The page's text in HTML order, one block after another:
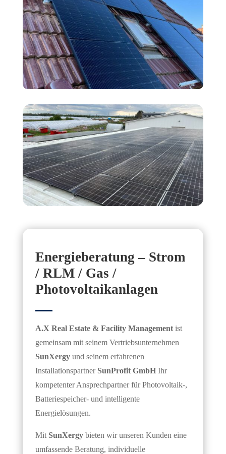
Energieberatung – Strom
/ RLM / Gas /
Photovoltaikanlagen
A.X Real Estate & Facility Managementist
gemeinsam mit seinem Vertriebsunternehmen
SunXergyund seinem erfahrenen
Installationspartner SunProfit GmbHIhr
kompetenter Ansprechpartner für Photovoltaik-,
Batteriespeicher- und intelligente
Energielösungen.
Mit SunXergybieten wir unseren Kunden eine
umfassende Beratung, individuelle